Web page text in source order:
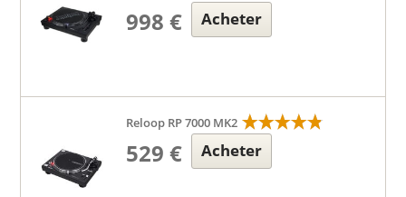
998 € Acheter
Reloop RP 7000 MK2
529 € Acheter